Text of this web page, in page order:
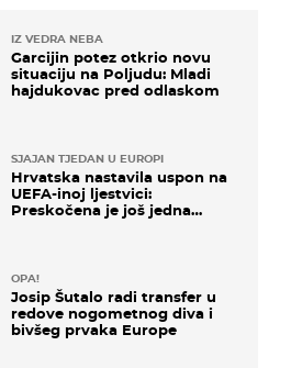
IZ VEDRA NEBA
Garcijin potez otkrio novu
situaciju na Poljudu: Mladi
hajdukovac pred odlaskom
SJAJAN TJEDAN U EUROPI
Hrvatska nastavila uspon na
UEFA-inoj ljestvici:
Preskočena je još jedna
OPA!
Josip Šutalo radi transfer u
redove nogometnog diva i
bivšeg prvaka Europe